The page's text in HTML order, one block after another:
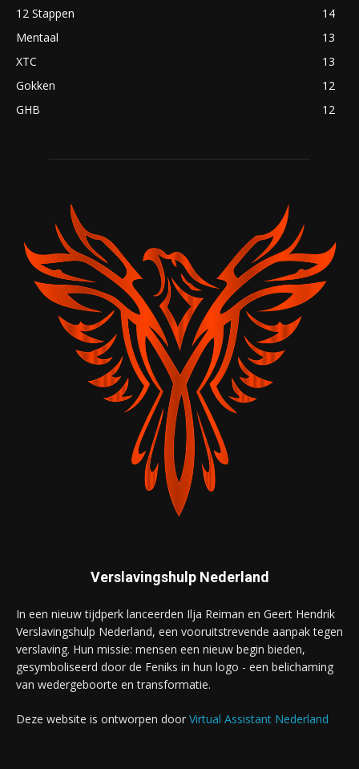
12 Stappen
14
Mentaal
13
XTC
13
Gokken
12
GHB
12
Verslavingshulp Nederland
In een nieuw tijdperk lanceerden Ilja Reiman en Geert Hendrik
Verslavingshulp Nederland, een vooruitstrevende aanpak tegen
verslaving. Hun missie: mensen een nieuw begin bieden,
gesymboliseerd door de Feniks in hun logo - een belichaming
van wedergeboorte en transformatie.
Deze website is ontworpen door Virtual Assistant Nederland